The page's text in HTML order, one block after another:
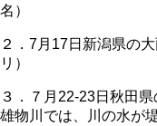
名）
２．7月17日新潟県の
リ）
３．７月22-23日秋田
雄物川では、川の水が